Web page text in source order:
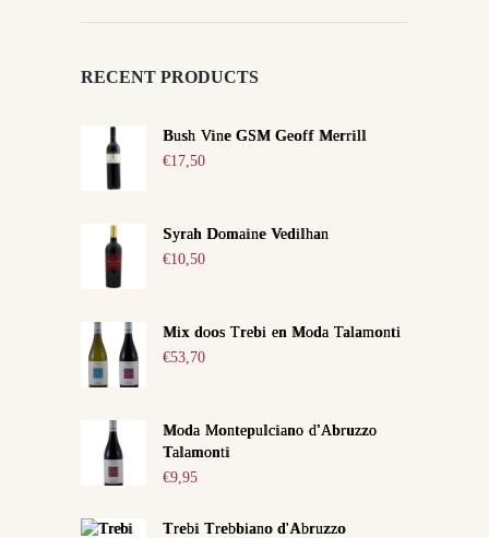
RECENT PRODUCTS
Bush Vine GSM Geoff Merrill
€17,50
Syrah Domaine Vedilhan
€10,50
Mix doos Trebi en Moda Talamonti
€53,70
Moda Montepulciano d'Abruzzo
Talamonti
€9,95
Trebi Trebbiano d'Abruzzo